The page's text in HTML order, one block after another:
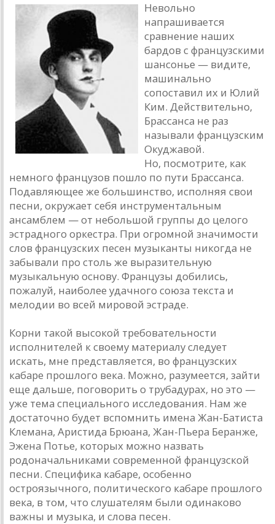
Невольно
напрашивается
сравнение наших
бардов с французскими
шансонье — видите,
машинально
сопоставил их и Юлий
Ким. Действительно,
Брассанса не раз
называли французским
Окуджавой.
Но, посмотрите, как
немного французов пошло по пути Брассанса.
Подавляющее же большинство, исполняя свои
песни, окружает себя инструментальным
ансамблем — от небольшой группы до целого
эстрадного оркестра. При огромной значимости
слов французских песен музыканты никогда не
забывали про столь же выразительную
музыкальную основу. Французы добились,
пожалуй, наиболее удачного союза текста и
мелодии во всей мировой эстраде.
Корни такой высокой требовательности
исполнителей к своему материалу следует
искать, мне представляется, во французских
кабаре прошлого века. Можно, разумеется, зайти
еще дальше, поговорить о трубадурах, но это —
уже тема специального исследования. Нам же
достаточно будет вспомнить имена Жан-Батиста
Клемана, Аристида Брюана, Жан-Пьера Беранже,
Эжена Потье, которых можно назвать
родоначальниками современной французской
песни. Специфика кабаре, особенно
остроязычного, политического кабаре прошлого
века, в том, что слушателям были одинаково
важны и музыка, и слова песен.